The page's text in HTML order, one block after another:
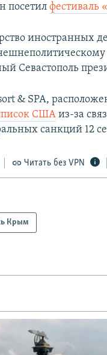
посетилфестиваль
иностранных
Севастополь
& SPA,
США из-за
санкций 12
Читать без VPN
Крым